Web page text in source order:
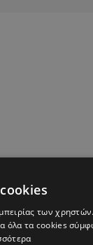
των χρηστών.
όλα τα cookies